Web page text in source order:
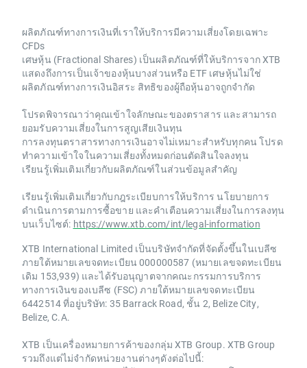
ผลิตภัณฑ์ทางการเงินที่เราให้บริการมีความเสี่ยงโดยเฉพาะ
CFDs
เศษหุ้น (Fractional Shares) เป็นผลิตภัณฑ์ที่ให้บริการจาก XTB
แสดงถึงการเป็นเจ้าของหุ้นบางส่วนหรือ ETF เศษหุ้นไม่ใช่
ผลิตภัณฑ์ทางการเงินอิสระ สิทธิของผู้ถือหุ้นอาจถูกจำกัด
โปรดพิจารณาว่าคุณเข้าใจลักษณะของตราสาร และสามารถ
ยอมรับความเสี่ยงในการสูญเสียเงินทุน
การลงทุนตราสารทางการเงินอาจไม่เหมาะสำหรับทุกคน โปรด
ทำความเข้าใจในความเสี่ยงทั้งหมดก่อนตัดสินใจลงทุน
เรียนรู้เพิ่มเติมเกี่ยวกับผลิตภัณฑ์ในส่วนข้อมูลสำคัญ
เรียนรู้เพิ่มเติมเกี่ยวกับกฎระเบียบการให้บริการ นโยบายการ
ดำเนินการตามการซื้อขาย และคำเตือนความเสี่ยงในการลงทุน
บนเว็บไซต์: https://www.xtb.com/int/legal-information
XTB International Limited เป็นบริษัทจำกัดที่จัดตั้งขึ้นในเบลีซ
ภายใต้หมายเลขจดทะเบียน 000000587 (หมายเลขจดทะเบียน
เดิม 153,939) และได้รับอนุญาตจากคณะกรรมการบริการ
ทางการเงินของเบลีซ (FSC) ภายใต้หมายเลขจดทะเบียน
6442514 ที่อยู่บริษัท: 35 Barrack Road, ชั้น 2, Belize City,
Belize, C.A.
XTB เป็นเครื่องหมายการค้าของกลุ่ม XTB Group. XTB Group
รวมถึงแต่ไม่จำกัดหน่วยงานต่างๆดังต่อไปนี้: